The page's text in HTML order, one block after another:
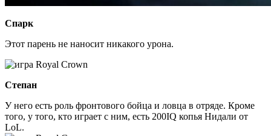
Спарк
Этот парень не наносит никакого урона.
Степан
У него есть роль фронтового бойца и ловца в отряде. Кроме
того, у того, кто играет с ним, есть 200IQ копья Нидали от
LoL.